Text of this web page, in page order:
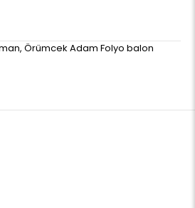
, Örümcek Adam Folyo balon